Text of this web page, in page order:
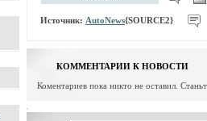
Источник: AutoNews{SOURCE2}
КОММЕНТАРИИ К НОВОСТИ
Коментариев пока никто не оставил.